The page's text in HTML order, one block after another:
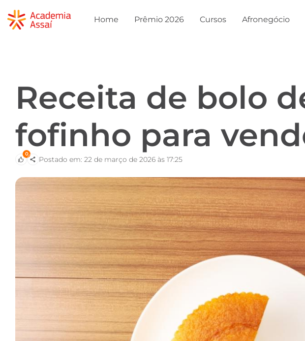
Home Prêmio 2026 Cursos Afronegócio
Receita de bolo
fofinho para
0
Postado em: 22 de março de 2026 às 17:25